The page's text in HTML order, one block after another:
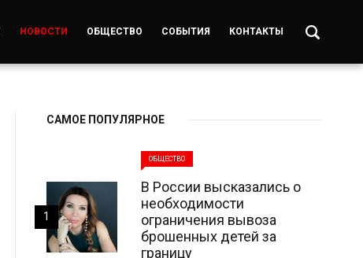
НОВОСТИ ОБЩЕСТВО СОБЫТИЯ КОНТАКТЫ
САМОЕ ПОПУЛЯРНОЕ
ОБЩЕСТВО
В России высказались о
необходимости
ограничения вывоза
брошенных детей за
границу
1